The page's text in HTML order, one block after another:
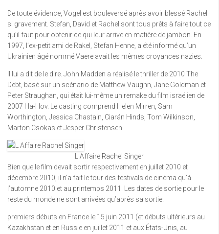
De toute évidence, Vogel est bouleversé après avoir blessé Rachel
si gravement. Stefan, David et Rachel sont tous prêts à faire tout ce
qu’il faut pour obtenir ce qui leur arrive en matière de jambon. En
1997, l’ex-petit ami de Rakel, Stefan Henne, a été informé qu’un
Ukrainien âgé nommé Vaere avait les mêmes croyances nazies.
Il lui a dit de le dire. John Madden a réalisé le thriller de 2010 The
Debt, basé sur un scénario de Matthew Vaughn, Jane Goldman et
Peter Straughan, qui était lui-même un remake du film israélien de
2007 Ha-Hov. Le casting comprend Helen Mirren, Sam
Worthington, Jessica Chastain, Ciarán Hinds, Tom Wilkinson,
Marton Csokas et Jesper Christensen.
L Affaire Rachel Singer
Bien que le film devait sortir respectivement en juillet 2010 et
décembre 2010, il n’a fait le tour des festivals de cinéma qu’à
l’automne 2010 et au printemps 2011. Les dates de sortie pour le
reste du monde ne sont arrivées qu’après sa sortie.
premiers débuts en France le 15 juin 2011 (et débuts ultérieurs au
Kazakhstan et en Russie en juillet 2011 et aux États-Unis, au